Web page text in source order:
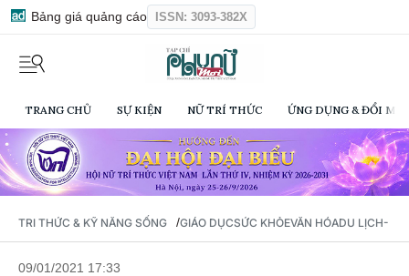
Bảng giá quảng cáo ISSN: 3093-382X
TRANG CHỦ SỰ KIỆN NỮ TRÍ THỨC ỨNG DỤNG & ĐỔI
TRI THỨC & KỸ NĂNG SỐNG /GIÁO DỤCSỨC KHỎEVĂN HÓADU LỊCH-
09/01/2021 17:33